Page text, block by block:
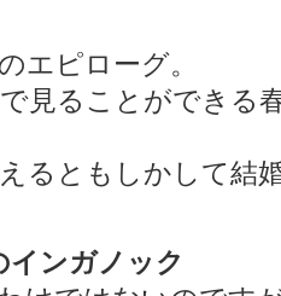
エピローグ。
見ることができる
るともしかして結
インガノック